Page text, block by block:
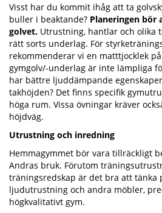
Visst har du kommit ihåg att ta
buller i beaktande? Planeringen bör
golvet. Utrustning, hantlar och olika
rätt sorts underlag. För
rekommenderar vi en matttjocklek
gymgolv/-underlag är inte lämpliga
har bättre ljuddämpande
takhöjden? Det finns specifik
höga rum. Vissa övningar kräver
höjdväg.
Utrustning och inredning
Hemmagymmet bör vara tillräckligt
Andras bruk. Förutom
träningsredskap är det bra att tänka
ljudutrustning och andra möbler,
högkvalitativt gym.